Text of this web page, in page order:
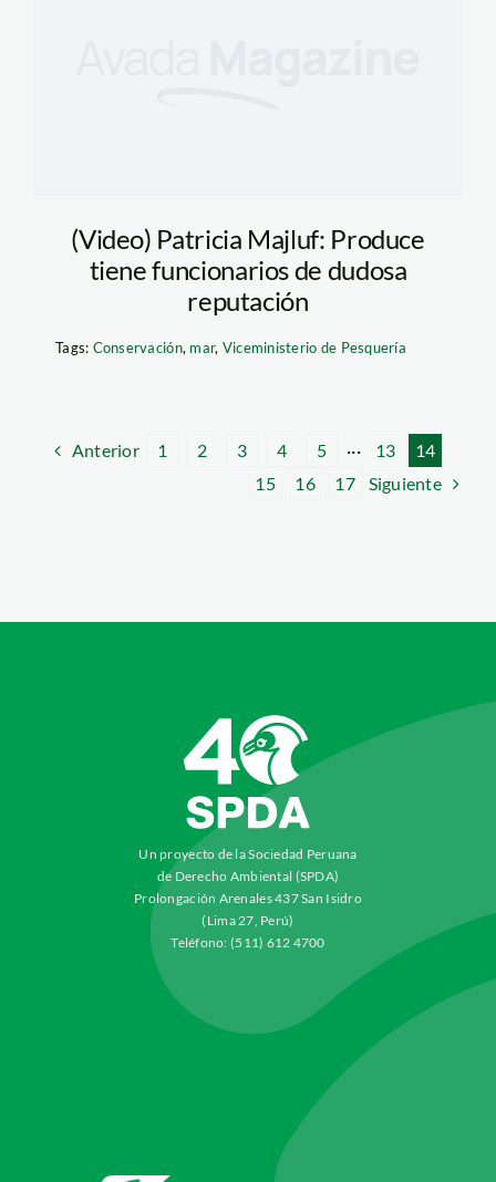
(Video) Patricia Majluf: Produce
tiene funcionarios de dudosa
reputación
Tags: Conservación, mar, Viceministerio de Pesquería
Anterior 1 2 3 4 5 ··· 13
14
15
16 17 Siguiente
Un proyecto de la Sociedad Peruana
de Derecho Ambiental (SPDA)
Prolongación Arenales 437 San Isidro
(Lima 27, Perú)
Teléfono: (511) 612 4700